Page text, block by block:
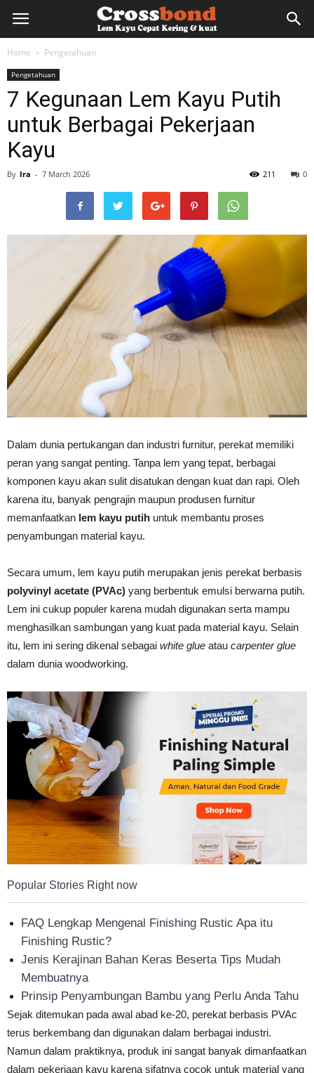
lemkayu.net
Lem
Vinyl
Cepat
Kering,
Kuat
Tahan
Lama
Home Pengetahuan
Pengetahuan
7 Kegunaan Lem Kayu Putih
untuk Berbagai Pekerjaan
Kayu
By Ira - 7 March 2026 0
211
Dalam dunia pertukangan dan industri furnitur, perekat memiliki
peran yang sangat penting. Tanpa lem yang tepat, berbagai
komponen kayu akan sulit disatukan dengan kuat dan rapi. Oleh
karena itu, banyak pengrajin maupun produsen furnitur
memanfaatkan lem kayu putih untuk membantu proses
penyambungan material kayu.
Secara umum, lem kayu putih merupakan jenis perekat berbasis
polyvinyl acetate (PVAc) yang berbentuk emulsi berwarna putih.
Lem ini cukup populer karena mudah digunakan serta mampu
menghasilkan sambungan yang kuat pada material kayu. Selain
itu, lem ini sering dikenal sebagai white glue atau carpenter glue
dalam dunia woodworking.
Popular Stories Right now
FAQ Lengkap Mengenal Finishing Rustic Apa itu
Finishing Rustic?
Jenis Kerajinan Bahan Keras Beserta Tips Mudah
Membuatnya
Prinsip Penyambungan Bambu yang Perlu Anda Tahu
Sejak ditemukan pada awal abad ke-20, perekat berbasis PVAc
terus berkembang dan digunakan dalam berbagai industri.
Namun dalam praktiknya, produk ini sangat banyak dimanfaatkan
dalam pekerjaan kayu karena sifatnya cocok untuk material yang